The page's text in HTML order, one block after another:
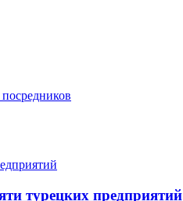
турецких предприятий